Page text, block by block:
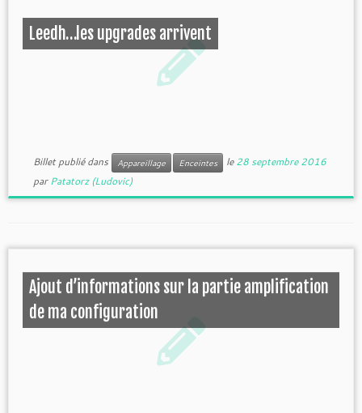
Leedh…les upgrades arrivent
Billet publié dans Appareillage Enceintes le28 septembre 2016
parPatatorz (Ludovic)
Ajout d’informations sur la partie amplification
de ma configuration